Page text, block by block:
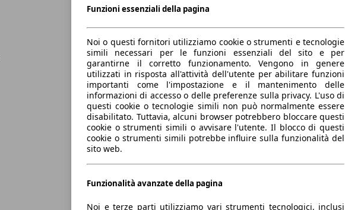
Funzioni essenziali della pagina
Noi o questi fornitori utilizziamo cookie o strumenti e tecnologie
simili necessari per le funzioni essenziali del sito e per
garantirne il corretto funzionamento. Vengono in genere
utilizzati in risposta all'attività dell'utente per abilitare funzioni
importanti come l'impostazione e il mantenimento delle
informazioni di accesso o delle preferenze sulla privacy. L'uso di
questi cookie o tecnologie simili non può normalmente essere
disabilitato. Tuttavia, alcuni browser potrebbero bloccare questi
cookie o strumenti simili o avvisare l'utente. Il blocco di questi
cookie o strumenti simili potrebbe influire sulla funzionalità del
sito web.
Funzionalità avanzate della pagina
Noi e terze parti utilizziamo vari strumenti tecnologici, inclusi